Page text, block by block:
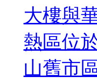
大樓與
熱區位
山舊市